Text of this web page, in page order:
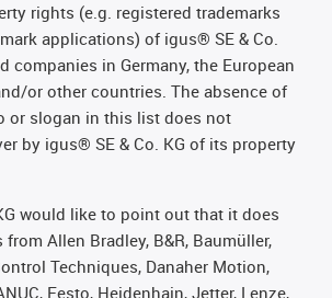
rights (e.g. registered trademarks
applications) of igus® SE & Co.
companies in Germany, the European
or other countries. The absence of
or slogan in this list does not
by igus® SE & Co. KG of its property
would like to point out that it does
Allen Bradley, B&R, Baumüller,
Techniques, Danaher Motion,
Festo, Heidenhain, Jetter, Lenze,